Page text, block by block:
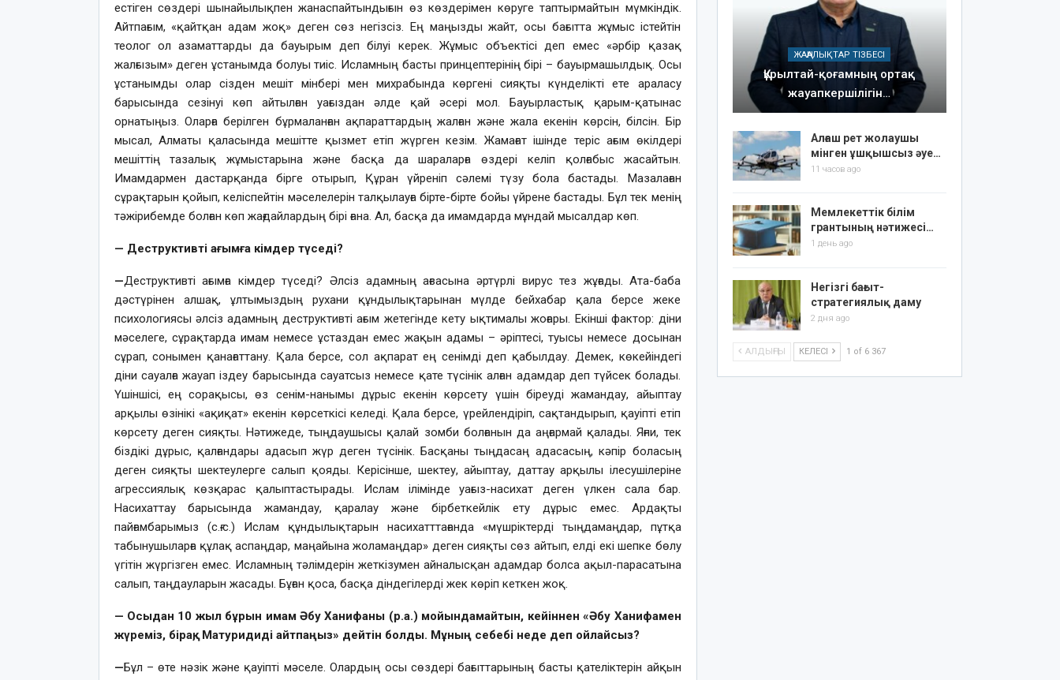
естіген сөздері шынайылықпен жанаспайтындығын өз көздерімен көруге таптырмайтын мүмкіндік.
Айтпағым, «қайтқан адам жоқ» деген сөз негізсіз. Ең маңызды жайт, осы бағытта жұмыс істейтін
теолог ол азаматтарды да бауырым деп білуі керек. Жұмыс объектісі деп емес «әрбір қазақ
жалғызым» деген ұстанымда болуы тиіс. Исламның басты принцептерінің бірі – бауырмашылдық. Осы
ұстанымды олар сізден мешіт мінбері мен михрабында көргені сияқты күнделікті ете араласу
барысында сезінуі көп айтылған уағыздан әлде қай әсері мол. Бауырластық қарым-қатынас
орнатыңыз. Оларға берілген бұрмаланған ақпараттардың жалған және жала екенін көрсін, білсін. Бір
мысал, Алматы қаласында мешітте қызмет етіп жүрген кезім. Жамағат ішінде теріс ағым өкілдері
мешіттің тазалық жұмыстарына және басқа да шараларға өздері келіп қолғабыс жасайтын.
Имамдармен дастарқанда бірге отырып, Құран үйреніп сәлемі түзу бола бастады. Мазалаған
сұрақтарын қойып, келіспейтін мәселелерін талқылауға бірте-бірте бойы үйрене бастады. Бұл тек менің
тәжірибемде болған көп жағдайлардың бірі ғана. Ал, басқа да имамдарда мұндай мысалдар көп.
— Деструктивті ағымға кімдер түседі?
—Деструктивті ағымға кімдер түседі? Әлсіз адамның ағзасына әртүрлі вирус тез жұғады. Ата-баба
дәстүрінен алшақ, ұлтымыздың рухани құндылықтарынан мүлде бейхабар қала берсе жеке
психологиясы әлсіз адамның деструктивті ағым жетегінде кету ықтималы жоғары. Екінші фактор: діни
мәселеге, сұрақтарда имам немесе ұстаздан емес жақын адамы – әріптесі, туысы немесе досынан
сұрап, сонымен қанағаттану. Қала берсе, сол ақпарат ең сенімді деп қабылдау. Демек, көкейіндегі
діни сауалға жауап іздеу барысында сауатсыз немесе қате түсінік алған адамдар деп түйсек болады.
Үшіншісі, ең сорақысы, өз сенім-нанымы дұрыс екенін көрсету үшін біреуді жамандау, айыптау
арқылы өзінікі «ақиқат» екенін көрсеткісі келеді. Қала берсе, үрейлендіріп, сақтандырып, қауіпті етіп
көрсету деген сияқты. Нәтижеде, тыңдаушысы қалай зомби болғанын да аңғармай қалады. Яғни, тек
біздікі дұрыс, қалғандары адасып жүр деген түсінік. Басқаны тыңдасаң адасасың, кәпір боласың
деген сияқты шектеулерге салып қояды. Керісінше, шектеу, айыптау, даттау арқылы ілесушілеріне
агрессиялық көзқарас қалыптастырады. Ислам ілімінде уағыз-насихат деген үлкен сала бар.
Насихаттау барысында жамандау, қаралау және бірбеткейлік ету дұрыс емес. Ардақты
пайғамбарымыз (с.ғ.с.) Ислам құндылықтарын насихатттағанда «мүшріктерді тыңдамаңдар, пұтқа
табынушыларға құлақ аспаңдар, маңайына жоламаңдар» деген сияқты сөз айтып, елді екі шепке бөлу
үгітін жүргізген емес. Исламның тәлімдерін жеткізумен айналысқан адамдар болса ақыл-парасатына
салып, таңдауларын жасады. Бұған қоса, басқа діндегілерді жек көріп кеткен жоқ.
— Осыдан 10 жыл бұрын имам Әбу Ханифаны (р.а.) мойындамайтын, кейіннен «Әбу Ханифамен
жүреміз, бірақ, Матуридиді айтпаңыз» дейтін болды. Мұның себебі неде деп ойлайсыз?
—Бұл – өте нәзік және қауіпті мәселе. Олардың осы сөздері бағыттарының басты қателіктерін айқын
ЖАҢАЛЫҚТАР ТІЗБЕСІ
Құрылтай-қоғамның ортақ
жауапкершілігін…
Алғаш рет жолаушы
мінген ұшқышсыз әуе…
11 часов ago
Мемлекеттік білім
грантының нәтижесі…
1 день ago
Негізгі бағыт-
стратегиялық даму
2 дня ago
АЛДЫҢҒЫ КЕЛЕСІ 1 of 6 367